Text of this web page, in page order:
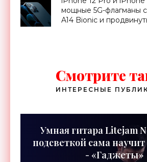
мощные 5G-флагманы
A14 Bionic и
Смотрите
ИНТЕРЕСНЫЕ
Умная гитара Litejam
подсветкой сама научит
- «Гаджеты»